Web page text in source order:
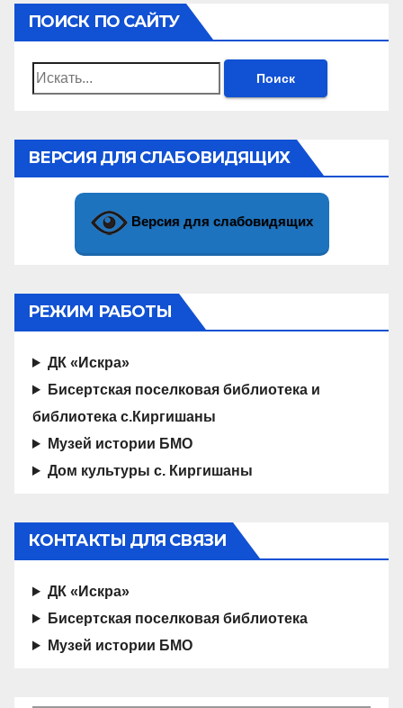
ПОИСК ПО САЙТУ
Найти:
ВЕРСИЯ ДЛЯ СЛАБОВИДЯЩИХ
Версия для слабовидящих
РЕЖИМ РАБОТЫ
ДК «Искра»
Бисертская поселковая библиотека и
библиотека с.Киргишаны
Музей истории БМО
Дом культуры с. Киргишаны
КОНТАКТЫ ДЛЯ СВЯЗИ
ДК «Искра»
Бисертская поселковая библиотека
Музей истории БМО